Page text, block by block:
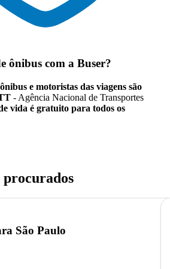
ônibus com a Buser?
ônibus e motoristas das viagens são
- Agência Nacional de Transportes
vida é gratuito para todos os
procurados
São Paulo